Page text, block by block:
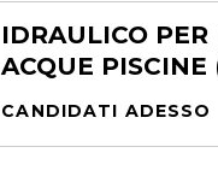
IDRAULICO
ACQUE PISCINE
CANDIDATI ADESSO